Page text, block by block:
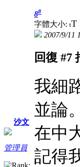
沙文
管理員
8#
字體大小: tT
2007/9/11
回復 #7
我細
並論。
在中
記得